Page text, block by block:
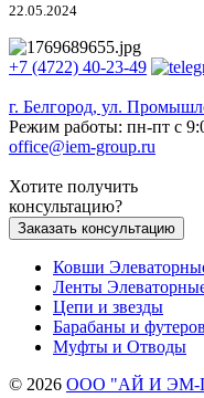
22.05.2024
+7 (4722) 40-23-49
г. Белгород, ул.
Режим работы: пн-пт с
office@iem-group.ru
Хотите получить
консультацию?
Заказать консультацию
Ковши
Ленты
Цепи и звезды
Барабаны и
Муфты и Отводы
© 2026 ООО "АЙ И ЭМ-